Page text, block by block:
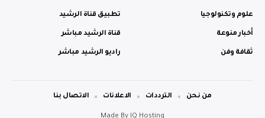
علوم وتكنولوجيا
أخبار منوعة
ثقافة وفن
تطبيق قناة الرشيد
قناة الرشيد مباشر
راديو الرشيد مباشر
من نحن الترددات الاعلانات الاتصال بنا